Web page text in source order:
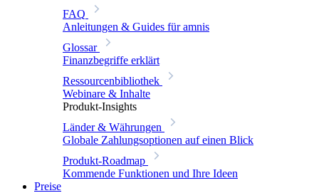
FAQ
Anleitungen & Guides für amnis
Glossar
Finanzbegriffe erklärt
Ressourcenbibliothek
Webinare & Inhalte
Produkt-Insights
Länder & Währungen
Globale Zahlungsoptionen auf einen Blick
Produkt-Roadmap
Kommende Funktionen und Ihre Ideen
Preise